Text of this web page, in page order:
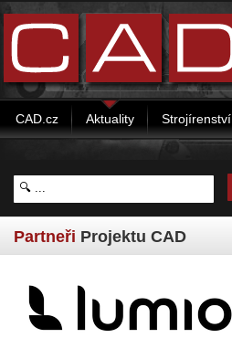
CAD.cz Aktuality Strojírenství
Partneři Projektu CAD